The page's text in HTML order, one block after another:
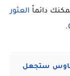
دائماً العثور
.
ستجعل